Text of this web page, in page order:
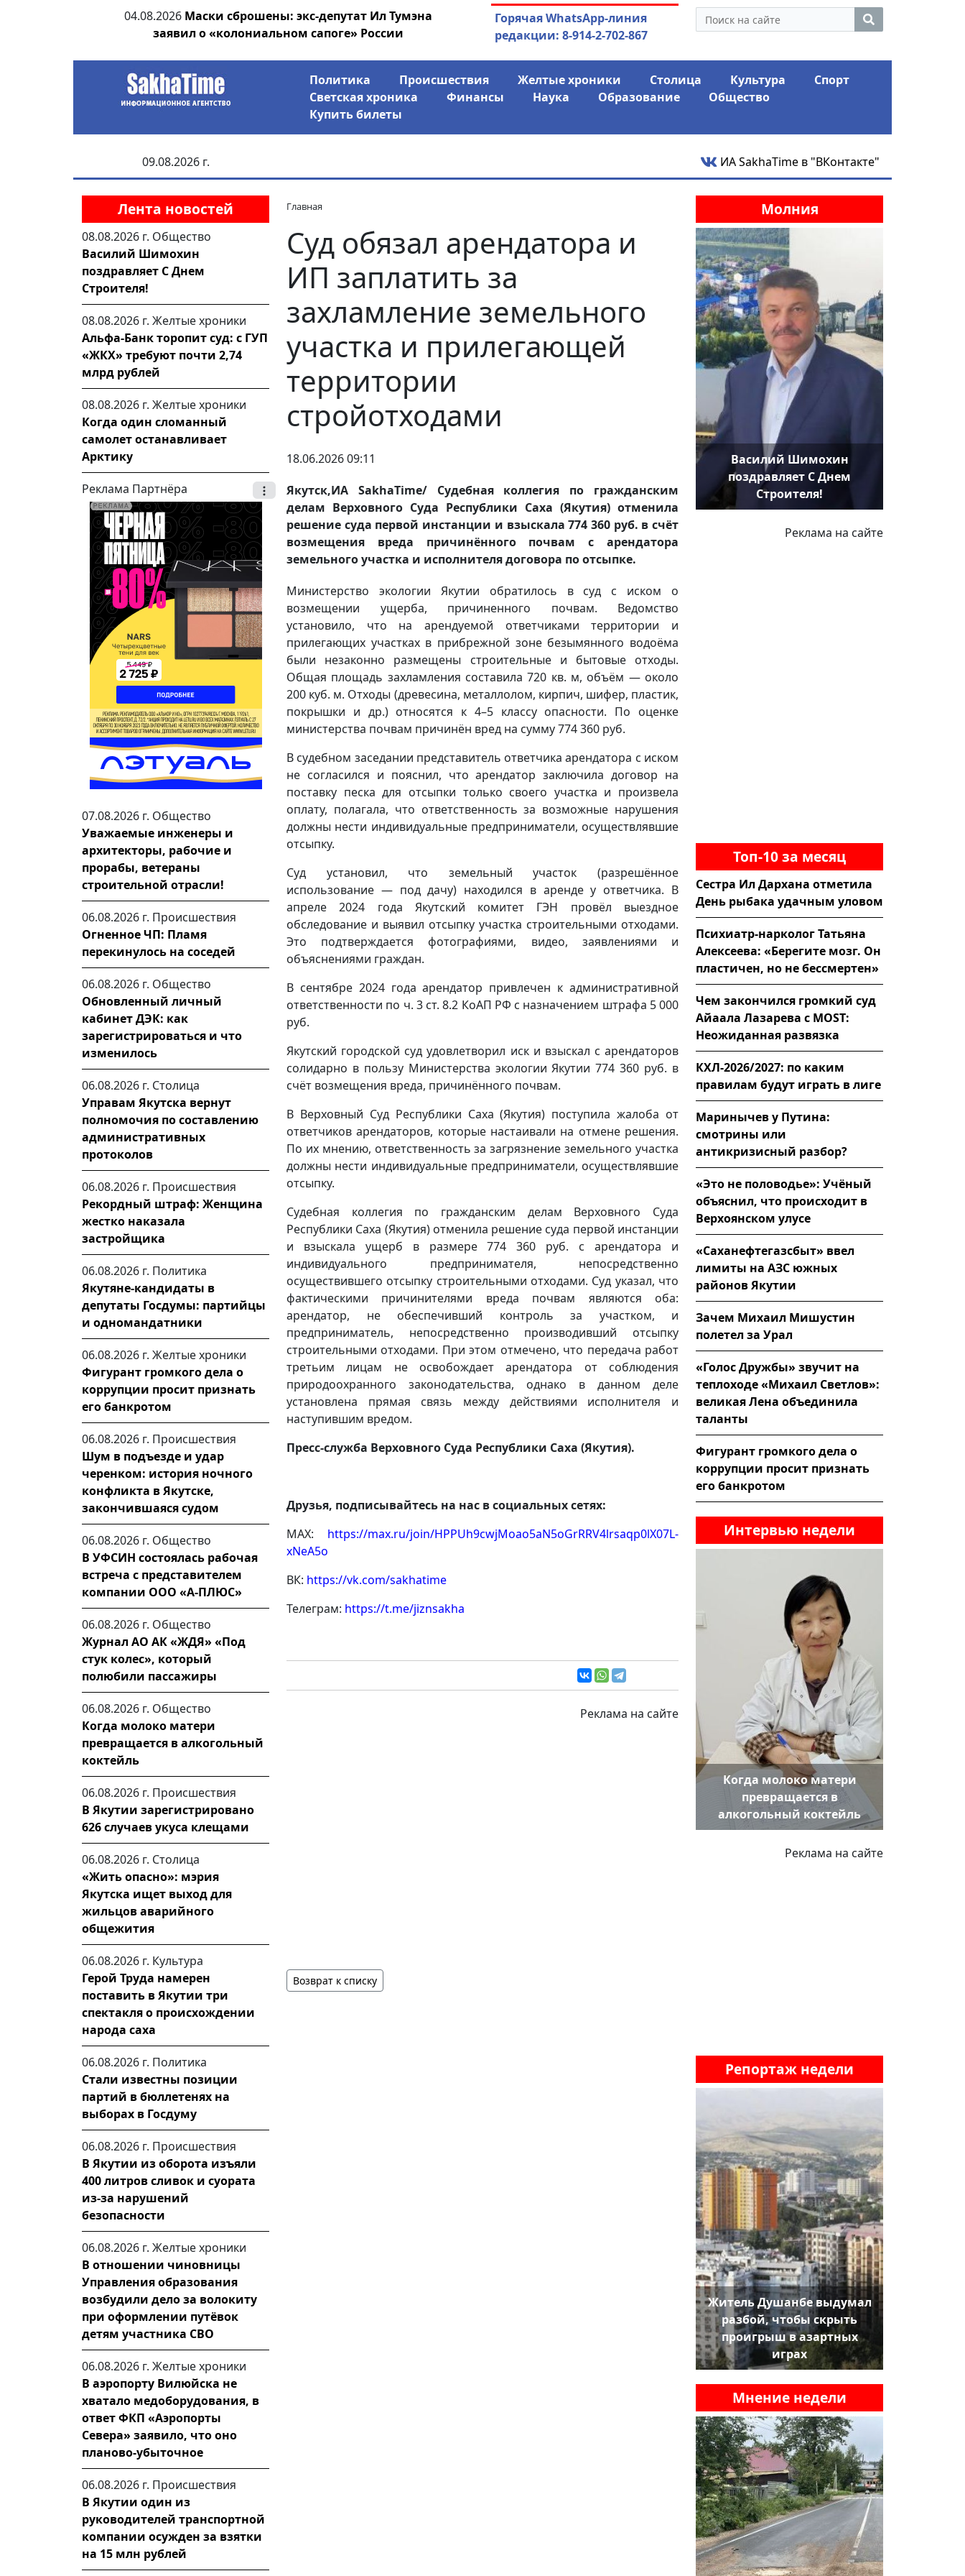
04.08.2026 Маски сброшены: экс-депутат Ил Тумэна
заявил о «колониальном сапоге» России
03.08.2026АЛРОСА ушла в минус и ожидает еще одного
финансового удара
04.08.2026
Горячая WhatsApp-линия
редакции: 8-914-2-702-867
Политика Происшествия Желтые хроники Столица Культура
Спорт
Светская хроника
Финансы Наука Образование
Общество
Купить билеты
09.08.2026 г. ИА SakhaTime в "ВКонтакте"
Лента новостей
08.08.2026 г. Общество
Василий Шимохин
поздравляет С Днем
Строителя!
08.08.2026 г. Желтые хроники
Альфа-Банк торопит суд: с ГУП
«ЖКХ» требуют почти 2,74
млрд рублей
08.08.2026 г. Желтые хроники
Когда один сломанный
самолет останавливает
Арктику
Реклама Партнёра
07.08.2026 г. Общество
Уважаемые инженеры и
архитекторы, рабочие и
прорабы, ветераны
строительной отрасли!
06.08.2026 г. Происшествия
Огненное ЧП: Пламя
перекинулось на соседей
06.08.2026 г. Общество
Обновленный личный
кабинет ДЭК: как
зарегистрироваться и что
изменилось
06.08.2026 г. Столица
Управам Якутска вернут
полномочия по составлению
административных
протоколов
06.08.2026 г. Происшествия
Рекордный штраф: Женщина
жестко наказала
застройщика
06.08.2026 г. Политика
Якутяне-кандидаты в
депутаты Госдумы: партийцы
и одномандатники
06.08.2026 г. Желтые хроники
Фигурант громкого дела о
коррупции просит признать
его банкротом
06.08.2026 г. Происшествия
Шум в подъезде и удар
черенком: история ночного
конфликта в Якутске,
закончившаяся судом
06.08.2026 г. Общество
В УФСИН состоялась рабочая
встреча с представителем
компании ООО «А-ПЛЮС»
06.08.2026 г. Общество
Журнал АО АК «ЖДЯ» «Под
стук колес», который
полюбили пассажиры
06.08.2026 г. Общество
Когда молоко матери
превращается в алкогольный
коктейль
06.08.2026 г. Происшествия
В Якутии зарегистрировано
626 случаев укуса клещами
06.08.2026 г. Столица
«Жить опасно»: мэрия
Якутска ищет выход для
жильцов аварийного
общежития
06.08.2026 г. Культура
Герой Труда намерен
поставить в Якутии три
спектакля о происхождении
народа саха
06.08.2026 г. Политика
Стали известны позиции
партий в бюллетенях на
выборах в Госдуму
06.08.2026 г. Происшествия
В Якутии из оборота изъяли
400 литров сливок и суората
из-за нарушений
безопасности
06.08.2026 г. Желтые хроники
В отношении чиновницы
Управления образования
возбудили дело за волокиту
при оформлении путёвок
детям участника СВО
06.08.2026 г. Желтые хроники
В аэропорту Вилюйска не
хватало медоборудования, в
ответ ФКП «Аэропорты
Севера» заявило, что оно
планово-убыточное
06.08.2026 г. Происшествия
В Якутии один из
руководителей транспортной
компании осужден за взятки
на 15 млн рублей
Главная
Суд обязал арендатора и
ИП заплатить за
захламление земельного
участка и прилегающей
территории
стройотходами
18.06.2026 09:11
Якутск,ИА SakhaTime/ Судебная коллегия по гражданским
делам Верховного Суда Республики Саха (Якутия) отменила
решение суда первой инстанции и взыскала 774 360 руб. в счёт
возмещения вреда причинённого почвам с арендатора
земельного участка и исполнителя договора по отсыпке.
Министерство экологии Якутии обратилось в суд с иском о
возмещении ущерба, причиненного почвам. Ведомство
установило, что на арендуемой ответчиками территории и
прилегающих участках в прибрежной зоне безымянного водоёма
были незаконно размещены строительные и бытовые отходы.
Общая площадь захламления составила 720 кв. м, объём — около
200 куб. м. Отходы (древесина, металлолом, кирпич, шифер, пластик,
покрышки и др.) относятся к 4–5 классу опасности. По оценке
министерства почвам причинён вред на сумму 774 360 руб.
В судебном заседании представитель ответчика арендатора с иском
не согласился и пояснил, что арендатор заключила договор на
поставку песка для отсыпки только своего участка и произвела
оплату, полагала, что ответственность за возможные нарушения
должны нести индивидуальные предприниматели, осуществлявшие
отсыпку.
Суд установил, что земельный участок (разрешённое
использование — под дачу) находился в аренде у ответчика. В
апреле 2024 года Якутский комитет ГЭН провёл выездное
обследование и выявил отсыпку участка строительными отходами.
Это подтверждается фотографиями, видео, заявлениями и
объяснениями граждан.
В сентябре 2024 года арендатор привлечен к административной
ответственности по ч. 3 ст. 8.2 КоАП РФ с назначением штрафа 5 000
руб.
Якутский городской суд удовлетворил иск и взыскал с арендаторов
солидарно в пользу Министерства экологии Якутии 774 360 руб. в
счёт возмещения вреда, причинённого почвам.
В Верховный Суд Республики Саха (Якутия) поступила жалоба от
ответчиков арендаторов, которые настаивали на отмене решения.
По их мнению, ответственность за загрязнение земельного участка
должны нести индивидуальные предприниматели, осуществлявшие
отсыпку.
Судебная коллегия по гражданским делам Верховного Суда
Республики Саха (Якутия) отменила решение суда первой инстанции
и взыскала ущерб в размере 774 360 руб. с арендатора и
индивидуального предпринимателя, непосредственно
осуществившего отсыпку строительными отходами. Суд указал, что
фактическими причинителями вреда почвам являются оба:
арендатор, не обеспечивший контроль за участком, и
предприниматель, непосредственно производивший отсыпку
строительными отходами. При этом отмечено, что передача работ
третьим лицам не освобождает арендатора от соблюдения
природоохранного законодательства, однако в данном деле
установлена прямая связь между действиями исполнителя и
наступившим вредом.
Пресс-служба Верховного Суда Республики Саха (Якутия).
Друзья, подписывайтесь на нас в социальных сетях:
МАХ:
https://max.ru/join/HPPUh9cwjMoao5aN5oGrRRV4lrsaqp0lX07L-
xNeA5o
ВК: https://vk.com/sakhatime
Телеграм: https://t.me/jiznsakha
Реклама на сайте
Возврат к списку
Молния
Василий Шимохин
поздравляет С Днем
Строителя!
Реклама на сайте
Топ-10 за месяц
Сестра Ил Дархана отметила
День рыбака удачным уловом
Психиатр-нарколог Татьяна
Алексеева: «Берегите мозг. Он
пластичен, но не бессмертен»
Чем закончился громкий суд
Айаала Лазарева с MOST:
Неожиданная развязка
КХЛ-2026/2027: по каким
правилам будут играть в лиге
Маринычев у Путина:
смотрины или
антикризисный разбор?
«Это не половодье»: Учёный
объяснил, что происходит в
Верхоянском улусе
«Саханефтегазсбыт» ввел
лимиты на АЗС южных
районов Якутии
Зачем Михаил Мишустин
полетел за Урал
«Голос Дружбы» звучит на
теплоходе «Михаил Светлов»:
великая Лена объединила
таланты
Фигурант громкого дела о
коррупции просит признать
его банкротом
Интервью недели
Когда молоко матери
превращается в
алкогольный коктейль
Реклама на сайте
Репортаж недели
Житель Душанбе выдумал
разбой, чтобы скрыть
проигрыш в азартных
играх
Мнение недели